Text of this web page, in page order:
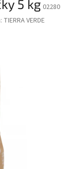
5 kg 02280
TIERRA VERDE